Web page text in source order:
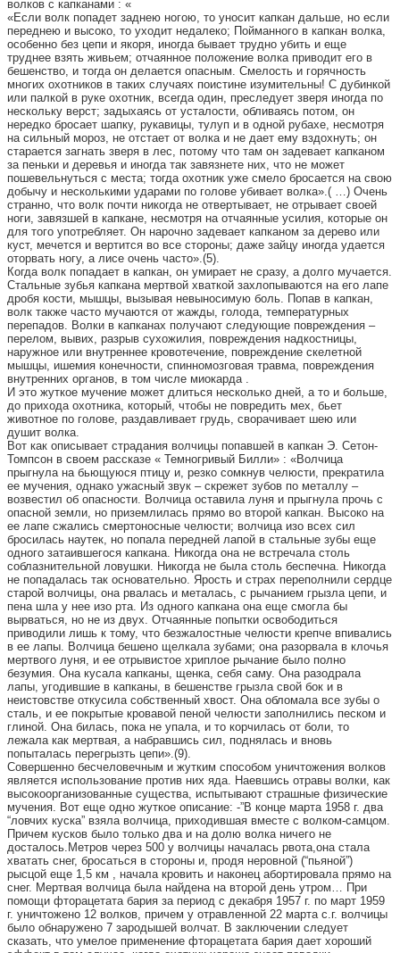
волков с капканами : «
«Если волк попадет заднею ногою, то уносит капкан дальше, но если
переднею и высоко, то уходит недалеко; Пойманного в капкан волка,
особенно без цепи и якоря, иногда бывает трудно убить и еще
труднее взять живьем; отчаянное положение волка приводит его в
бешенство, и тогда он делается опасным. Смелость и горячность
многих охотников в таких случаях поистине изумительны! С дубинкой
или палкой в руке охотник, всегда один, преследует зверя иногда по
нескольку верст; задыхаясь от усталости, обливаясь потом, он
нередко бросает шапку, рукавицы, тулуп и в одной рубахе, несмотря
на сильный мороз, не отстает от волка и не дает ему вздохнуть; он
старается загнать зверя в лес, потому что там он задевает капканом
за пеньки и деревья и иногда так завязнете них, что не может
пошевельнуться с места; тогда охотник уже смело бросается на свою
добычу и несколькими ударами по голове убивает волка».( …) Очень
странно, что волк почти никогда не отвертывает, не отрывает своей
ноги, завязшей в капкане, несмотря на отчаянные усилия, которые он
для того употребляет. Он нарочно задевает капканом за дерево или
куст, мечется и вертится во все стороны; даже зайцу иногда удается
оторвать ногу, а лисе очень часто».(5).
Когда волк попадает в капкан, он умирает не сразу, а долго мучается.
Стальные зубья капкана мертвой хваткой захлопываются на его лапе
дробя кости, мышцы, вызывая невыносимую боль. Попав в капкан,
волк также часто мучаются от жажды, голода, температурных
перепадов. Волки в капканах получают следующие повреждения –
перелом, вывих, разрыв сухожилия, повреждения надкостницы,
наружное или внутреннее кровотечение, повреждение скелетной
мышцы, ишемия конечности, спинномозговая травма, повреждения
внутренних органов, в том числе миокарда .
И это жуткое мучение может длиться несколько дней, а то и больше,
до прихода охотника, который, чтобы не повредить мех, бьет
животное по голове, раздавливает грудь, сворачивает шею или
душит волка.
Вот как описывает страдания волчицы попавшей в капкан Э. Сетон-
Томпсон в своем рассказе « Темногривый Билли» : «Волчица
прыгнула на бьющуюся птицу и, резко сомкнув челюсти, прекратила
ее мучения, однако ужасный звук – скрежет зубов по металлу –
возвестил об опасности. Волчица оставила луня и прыгнула прочь с
опасной земли, но приземлилась прямо во второй капкан. Высоко на
ее лапе сжались смертоносные челюсти; волчица изо всех сил
бросилась наутек, но попала передней лапой в стальные зубы еще
одного затаившегося капкана. Никогда она не встречала столь
соблазнительной ловушки. Никогда не была столь беспечна. Никогда
не попадалась так основательно. Ярость и страх переполнили сердце
старой волчицы, она рвалась и металась, с рычанием грызла цепи, и
пена шла у нее изо рта. Из одного капкана она еще смогла бы
вырваться, но не из двух. Отчаянные попытки освободиться
приводили лишь к тому, что безжалостные челюсти крепче впивались
в ее лапы. Волчица бешено щелкала зубами; она разорвала в клочья
мертвого луня, и ее отрывистое хриплое рычание было полно
безумия. Она кусала капканы, щенка, себя саму. Она разодрала
лапы, угодившие в капканы, в бешенстве грызла свой бок и в
неистовстве откусила собственный хвост. Она обломала все зубы о
сталь, и ее покрытые кровавой пеной челюсти заполнились песком и
глиной. Она билась, пока не упала, и то корчилась от боли, то
лежала как мертвая, а набравшись сил, поднялась и вновь
попыталась перегрызть цепи».(9).
Совершенно бесчеловечным и жутким способом уничтожения волков
является использование против них яда. Наевшись отравы волки, как
высокоорганизованные существа, испытывают страшные физические
мучения. Вот еще одно жуткое описание: -”В конце марта 1958 г. два
“ловчих куска” взяла волчица, приходившая вместе с волком-самцом.
Причем кусков было только два и на долю волка ничего не
досталось.Метров через 500 у волчицы началась рвота,она стала
хватать снег, бросаться в стороны и, продя неровной (“пьяной”)
рысцой еще 1,5 км , начала кровить и наконец абортировала прямо на
снег. Мертвая волчица была найдена на второй день утром… При
помощи фторацетата бария за период с декабря 1957 г. по март 1959
г. уничтожено 12 волков, причем у отравленной 22 марта с.г. волчицы
было обнаружено 7 зародышей волчат. В заключении следует
сказать, что умелое применение фторацетата бария дает хороший